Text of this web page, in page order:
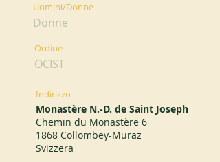
Uomini/Donne
Donne
Ordine
OCIST
Indirizzo
Monastère N.-D. de Saint Joseph
Chemin du Monastère 6
1868 Collombey-Muraz
Svizzera